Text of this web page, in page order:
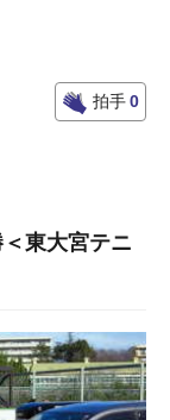
拍手0
東大宮テニ